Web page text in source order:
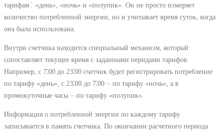
тарифам⁚ «день», «ночь» и «полупик». Он не просто измеряет
количество потребленной энергии, но и учитывает время суток, когда
она была использована.
Внутри счетчика находится специальный механизм, который
сопоставляет текущее время с заданными перидами тарифов.
Например, с 7⁚00 до 23⁚00 счетчик будет регистрировать потребление
по тарифу «день», с 23⁚00 до 7⁚00 ⏤ по тарифу «ночь», а в
промежуточные часы ⏤ по тарифу «полупик».
Информация о потребленной энергии по каждому тарифу
записывается в память счетчика. По окончании расчетного периода